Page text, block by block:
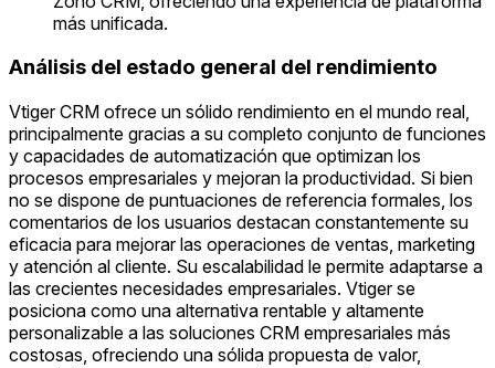
más unificada.
Análisis del estado general del rendimiento
Vtiger CRM ofrece un sólido rendimiento en el mundo real,
principalmente gracias a su completo conjunto de funciones
y capacidades de automatización que optimizan los
procesos empresariales y mejoran la productividad. Si bien
no se dispone de puntuaciones de referencia formales, los
comentarios de los usuarios destacan constantemente su
eficacia para mejorar las operaciones de ventas, marketing
y atención al cliente. Su escalabilidad le permite adaptarse a
las crecientes necesidades empresariales. Vtiger se
posiciona como una alternativa rentable y altamente
personalizable a las soluciones CRM empresariales más
costosas, ofreciendo una sólida propuesta de valor,